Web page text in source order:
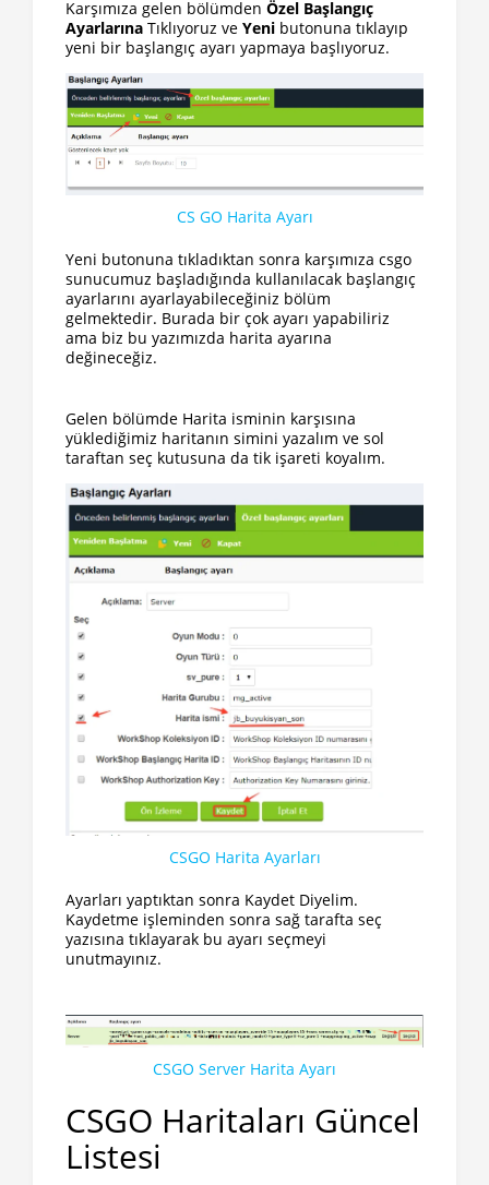
Karşımıza gelen bölümden Özel Başlangıç
Ayarlarına Tıklıyoruz ve Yeni butonuna tıklayıp
yeni bir başlangıç ayarı yapmaya başlıyoruz.
CS GO Harita Ayarı
Yeni butonuna tıkladıktan sonra karşımıza csgo
sunucumuz başladığında kullanılacak başlangıç
ayarlarını ayarlayabileceğiniz bölüm
gelmektedir. Burada bir çok ayarı yapabiliriz
ama biz bu yazımızda harita ayarına
değineceğiz.
Gelen bölümde Harita isminin karşısına
yüklediğimiz haritanın simini yazalım ve sol
taraftan seç kutusuna da tik işareti koyalım.
CSGO Harita Ayarları
Ayarları yaptıktan sonra Kaydet Diyelim.
Kaydetme işleminden sonra sağ tarafta seç
yazısına tıklayarak bu ayarı seçmeyi
unutmayınız.
CSGO Server Harita Ayarı
CSGO Haritaları Güncel
Listesi